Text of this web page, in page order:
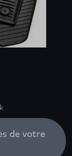
de votre